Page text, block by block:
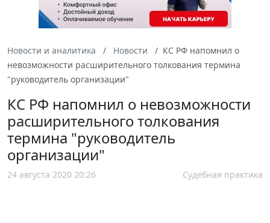
Новости и аналитика Новости
КС РФ напомнил о
невозможности расширительного толкования термина
"руководитель организации"
КС РФ напомнил о невозможности
расширительного толкования
термина "руководитель
организации"
24 августа 2020 20:26 Судебная практика